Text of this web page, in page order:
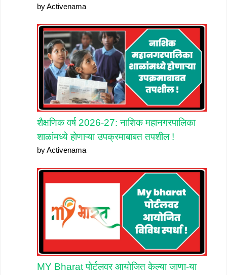
by Activenama
शैक्षणिक वर्ष 2026-27: नाशिक महानगरपालिका
शाळांमध्ये होणाऱ्या उपक्रमाबाबत तपशील !
by Activenama
MY Bharat पोर्टलवर आयोजित केल्या जाणा-या